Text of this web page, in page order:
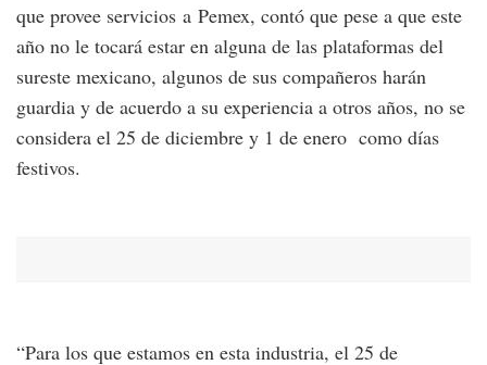
que provee servicios a Pemex, contó que pese a que este
año no le tocará estar en alguna de las plataformas del
sureste mexicano, algunos de sus compañeros harán
guardia y de acuerdo a su experiencia a otros años, no se
considera el 25 de diciembre y 1 de enero como días
festivos.
“Para los que estamos en esta industria, el 25 de